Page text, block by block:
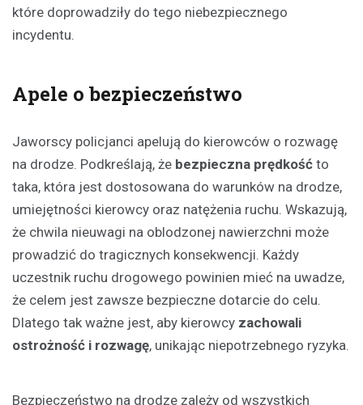
które doprowadziły do tego niebezpiecznego
incydentu.
Apele o bezpieczeństwo
Jaworscy policjanci apelują do kierowców o rozwagę
na drodze. Podkreślają, że bezpieczna prędkość to
taka, która jest dostosowana do warunków na drodze,
umiejętności kierowcy oraz natężenia ruchu. Wskazują,
że chwila nieuwagi na oblodzonej nawierzchni może
prowadzić do tragicznych konsekwencji. Każdy
uczestnik ruchu drogowego powinien mieć na uwadze,
że celem jest zawsze bezpieczne dotarcie do celu.
Dlatego tak ważne jest, aby kierowcy zachowali
ostrożność i rozwagę, unikając niepotrzebnego ryzyka.
Bezpieczeństwo na drodze zależy od wszystkich